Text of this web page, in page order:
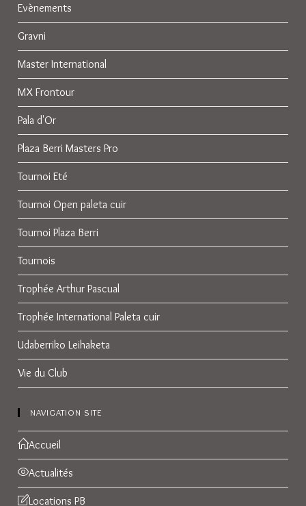
Evènements
Gravni
Master International
MX Frontour
Pala d'Or
Plaza Berri Masters Pro
Tournoi Eté
Tournoi Open paleta cuir
Tournoi Plaza Berri
Tournois
Trophée Arthur Pascual
Trophée International Paleta cuir
Udaberriko Leihaketa
Vie du Club
NAVIGATION SITE
Accueil
Actualités
Locations PB